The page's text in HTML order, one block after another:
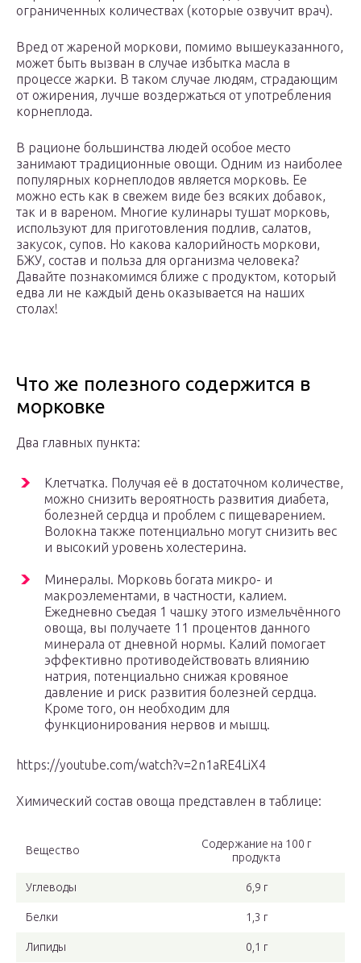
ограниченных количествах (которые озвучит врач).
Вред от жареной моркови, помимо вышеуказанного,
может быть вызван в случае избытка масла в
процессе жарки. В таком случае людям, страдающим
от ожирения, лучше воздержаться от употребления
корнеплода.
В рационе большинства людей особое место
занимают традиционные овощи. Одним из наиболее
популярных корнеплодов является морковь. Ее
можно есть как в свежем виде без всяких добавок,
так и в вареном. Многие кулинары тушат морковь,
используют для приготовления подлив, салатов,
закусок, супов. Но какова калорийность моркови,
БЖУ, состав и польза для организма человека?
Давайте познакомимся ближе с продуктом, который
едва ли не каждый день оказывается на наших
столах!
Что же полезного содержится в
морковке
Два главных пункта:
Клетчатка. Получая её в достаточном количестве,
можно снизить вероятность развития диабета,
болезней сердца и проблем с пищеварением.
Волокна также потенциально могут снизить вес
и высокий уровень холестерина.
Минералы. Морковь богата микро- и
макроэлементами, в частности, калием.
Ежедневно съедая 1 чашку этого измельчённого
овоща, вы получаете 11 процентов данного
минерала от дневной нормы. Калий помогает
эффективно противодействовать влиянию
натрия, потенциально снижая кровяное
давление и риск развития болезней сердца.
Кроме того, он необходим для
функционирования нервов и мышц.
https://youtube.com/watch?v=2n1aRE4LiX4
Химический состав овоща представлен в таблице:
Вещество
Содержание на 100 г
продукта
Углеводы 6,9 г
Белки 1,3 г
Липиды 0,1 г